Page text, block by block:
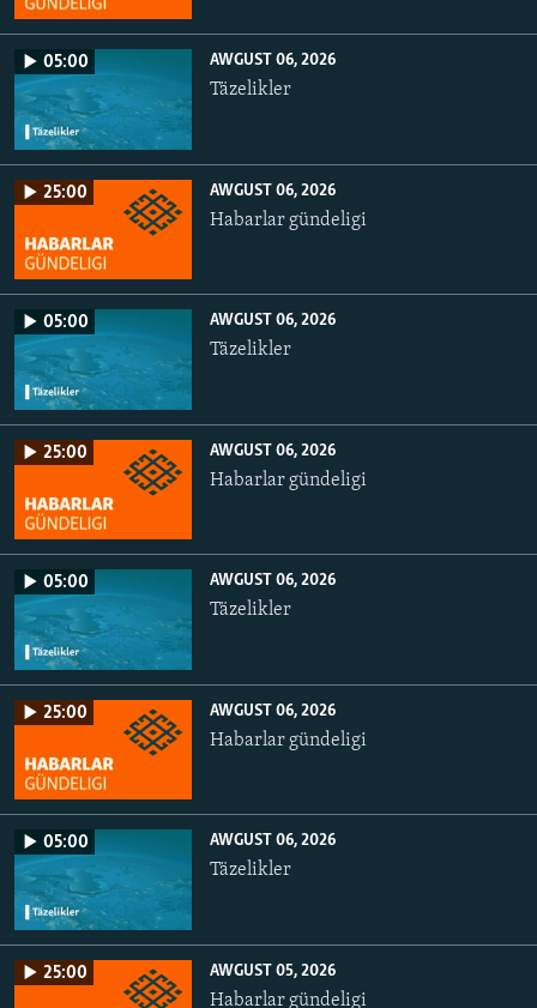
05:00 AWGUST 06, 2026
Täzelikler
25:00 AWGUST 06, 2026
Habarlar gündeligi
05:00 AWGUST 06, 2026
Täzelikler
25:00 AWGUST 06, 2026
Habarlar gündeligi
05:00 AWGUST 06, 2026
Täzelikler
25:00 AWGUST 06, 2026
Habarlar gündeligi
05:00 AWGUST 06, 2026
Täzelikler
25:00 AWGUST 05, 2026
Habarlar gündeligi